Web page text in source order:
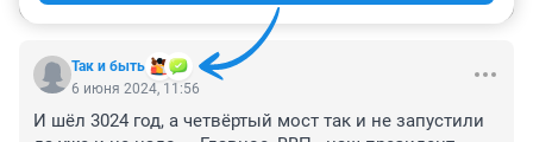
Так и быть
6 июня 2024, 11:56
И шёл 3024 год, а четвёртый мост так и не запустили